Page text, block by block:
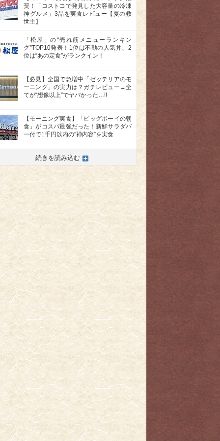
奨！「コストコで発見した大容量の冷凍
神グルメ」3品を実食レビュー【夏の救
世主】
「松屋」の“売れ筋メニューランキン
グ”TOP10発表！1位は不動の人気丼、2
位は“あの定食”がランクイン！
【必見】全国で急増中「ゼッテリアのモ
ーニング」の実力は？ガチレビュー→全
てが“想像以上”でヤバかった…!!
【モーニング実食】「ビッグボーイの朝
食」がコスパ最強だった！新鮮サラダバ
ー付で1千円以内の“神内容”を実食
続きを読み込む